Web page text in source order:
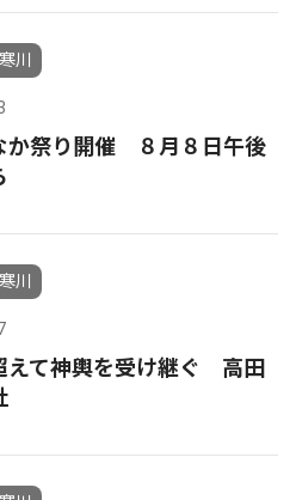
川
か祭り開催 ８月８日午後
川
えて神輿を受け継ぐ 高田